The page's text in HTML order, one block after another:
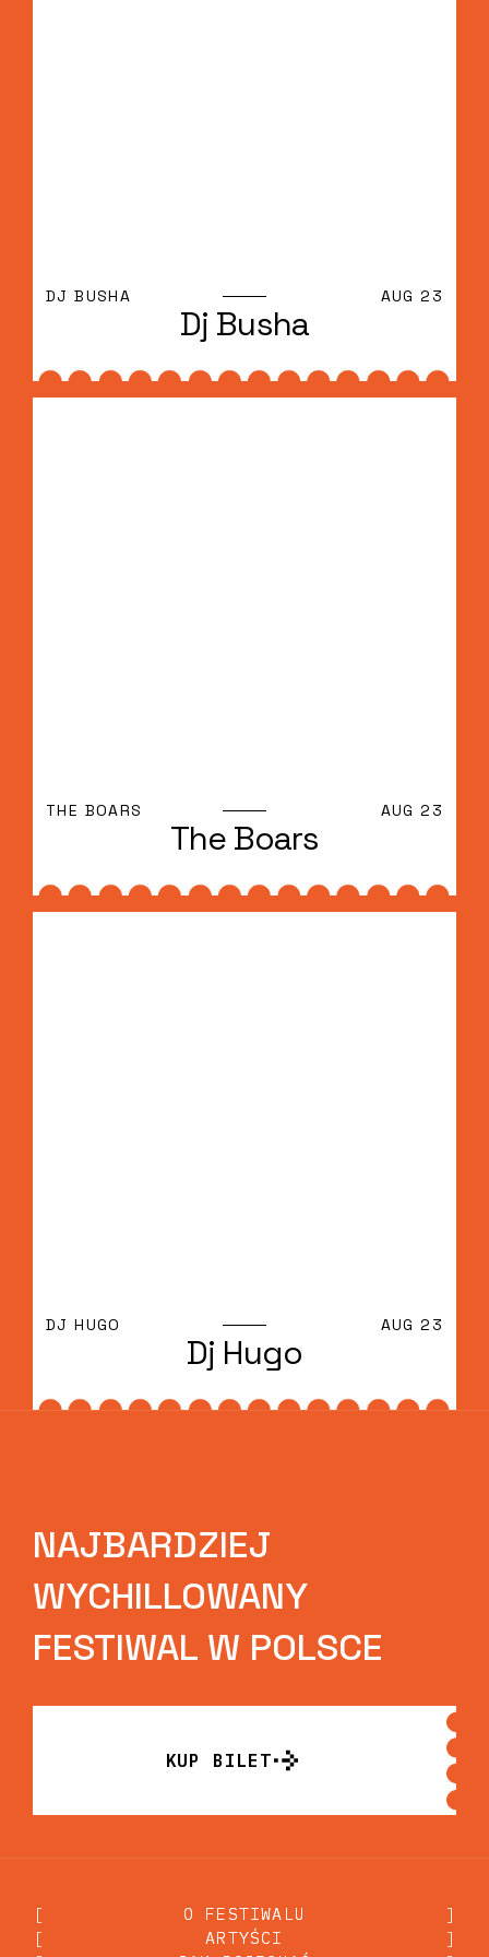
DJ BUSHA AUG 23
Dj Busha
Dj Busha
THE BOARS AUG 23
The Boars
The Boars
DJ HUGO AUG 23
Dj Hugo
Dj Hugo
NAJBARDZIEJ
WYCHILLOWANY
FESTIWAL W POLSCE
KUP BILET
[ O FESTIWALU
O FESTIWALU
]
[
ARTYŚCI
ARTYŚCI
]